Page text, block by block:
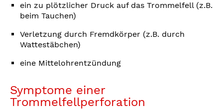
ein zu plötzlicher Druck auf das Trommelfell (z.B.
beim Tauchen)
Verletzung durch Fremdkörper (z.B. durch
Wattestäbchen)
eine Mittelohrentzündung
Symptome einer
Trommelfellperforation